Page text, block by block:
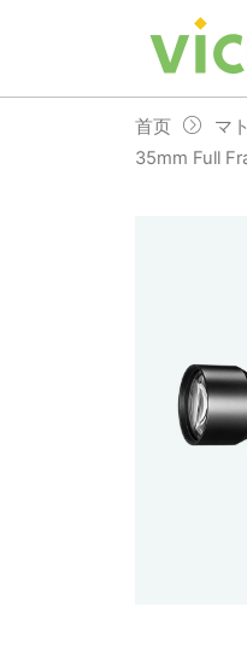
首页 マ
35mm Full